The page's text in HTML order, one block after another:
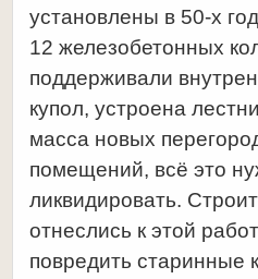
установлены в 50-х
12 железобетонных
поддерживали
купол, устроена
масса новых
помещений, всё это
ликвидировать.
отнеслись к этой
повредить старинные